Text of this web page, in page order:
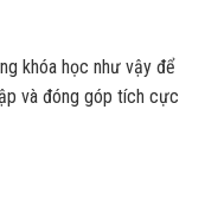
khóa học như vậy để
và đóng góp tích cực